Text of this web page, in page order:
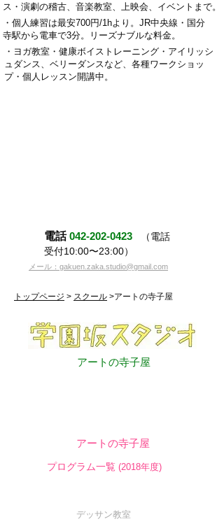
ス・演劇の稽古、 音楽教室、上映会、 イベント まで。
・ 個人練習は最安700円/1hより。 J R中央線・国分
寺駅から電車で3分。
リーズナブルな料金。
・ ヨガ教室・ 健康ボイストレーニング ・ アイリッシ
ュダンス、ベリーダンスなど、各種ワークショッ
プ・ 個人レッスン開講中。
電話042-202-0423
（電話
受付10:00〜23:00）
メール：gakuen.zaka.studio@gmail.com
トップページ > スクール >アートの寺子屋
アートの寺子屋
アートの寺子屋
プログラム一覧 (2018年度)
デッサン教室